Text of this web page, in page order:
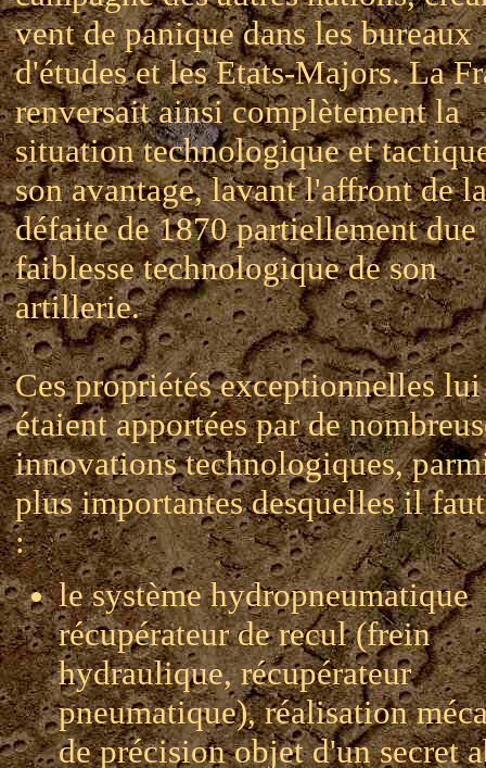
vent de panique dans les bureaux
d'études et les Etats-Majors. La
renversait ainsi complètement la
situation technologique et
son avantage, lavant l'affront de la
défaite de 1870 partiellement due
faiblesse technologique de son
artillerie.
Ces propriétés exceptionnelles lui
étaient apportées par de
innovations technologiques,
plus importantes desquelles il
:
le système hydropneumatique
récupérateur de recul (frein
hydraulique, récupérateur
pneumatique), réalisation
de précision objet d'un secret